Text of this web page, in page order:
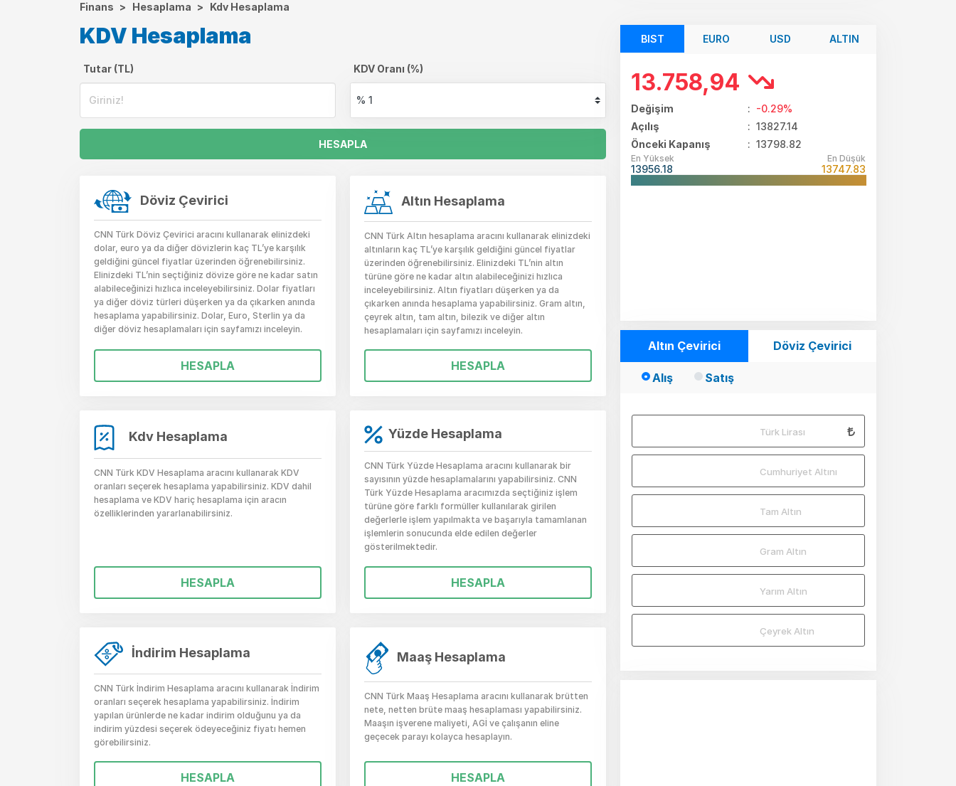
Finans > Hesaplama > Kdv Hesaplama
KDV Hesaplama
Tutar (TL) KDV Oranı (%)
HESAPLA
Döviz Çevirici
CNN Türk Döviz Çevirici aracını kullanarak elinizdeki
dolar, euro ya da diğer dövizlerin kaç TL’ye karşılık
geldiğini güncel fiyatlar üzerinden öğrenebilirsiniz.
Elinizdeki TL’nin seçtiğiniz dövize göre ne kadar satın
alabileceğinizi hızlıca inceleyebilirsiniz. Dolar fiyatları
ya diğer döviz türleri düşerken ya da çıkarken anında
hesaplama yapabilirsiniz. Dolar, Euro, Sterlin ya da
diğer döviz hesaplamaları için sayfamızı inceleyin.
HESAPLA
Altın Hesaplama
CNN Türk Altın hesaplama aracını kullanarak elinizdeki
altınların kaç TL’ye karşılık geldiğini güncel fiyatlar
üzerinden öğrenebilirsiniz. Elinizdeki TL’nin altın
türüne göre ne kadar altın alabileceğinizi hızlıca
inceleyebilirsiniz. Altın fiyatları düşerken ya da
çıkarken anında hesaplama yapabilirsiniz. Gram altın,
çeyrek altın, tam altın, bilezik ve diğer altın
hesaplamaları için sayfamızı inceleyin.
HESAPLA
Kdv Hesaplama
CNN Türk KDV Hesaplama aracını kullanarak KDV
oranları seçerek hesaplama yapabilirsiniz. KDV dahil
hesaplama ve KDV hariç hesaplama için aracın
özelliklerinden yararlanabilirsiniz.
HESAPLA
Yüzde Hesaplama
CNN Türk Yüzde Hesaplama aracını kullanarak bir
sayısının yüzde hesaplamalarını yapabilirsiniz. CNN
Türk Yüzde Hesaplama aracımızda seçtiğiniz işlem
türüne göre farklı formüller kullanılarak girilen
değerlerle işlem yapılmakta ve başarıyla tamamlanan
işlemlerin sonucunda elde edilen değerler
gösterilmektedir.
HESAPLA
İndirim Hesaplama
CNN Türk İndirim Hesaplama aracını kullanarak İndirim
oranları seçerek hesaplama yapabilirsiniz. İndirim
yapılan ürünlerde ne kadar indirim olduğunu ya da
indirim yüzdesi seçerek ödeyeceğiniz fiyatı hemen
görebilirsiniz.
HESAPLA
Maaş Hesaplama
CNN Türk Maaş Hesaplama aracını kullanarak brütten
nete, netten brüte maaş hesaplaması yapabilirsiniz.
Maaşın işverene maliyeti, AGİ ve çalışanın eline
geçecek parayı kolayca hesaplayın.
HESAPLA
BIST EURO USD ALTIN
13.758,94
Değişim : -0.29%
Açılış
: 13827.14
Önceki Kapanış
: 13798.82
En Yüksek
13956.18
En Düşük
13747.83
Altın Çevirici Döviz Çevirici
Alış Satış
Türk Lirası
Cumhuriyet Altını
Tam Altın
Gram Altın
Yarım Altın
Çeyrek Altın